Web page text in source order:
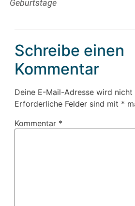
Geburtstage
Schreibe einen
Kommentar
Deine E-Mail-Adresse wird
Erforderliche Felder sind mit *
Kommentar *